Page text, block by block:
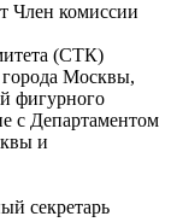
Член комиссии
(СТК)
Москвы,
фигурного
с Департаментом
и
секретарь